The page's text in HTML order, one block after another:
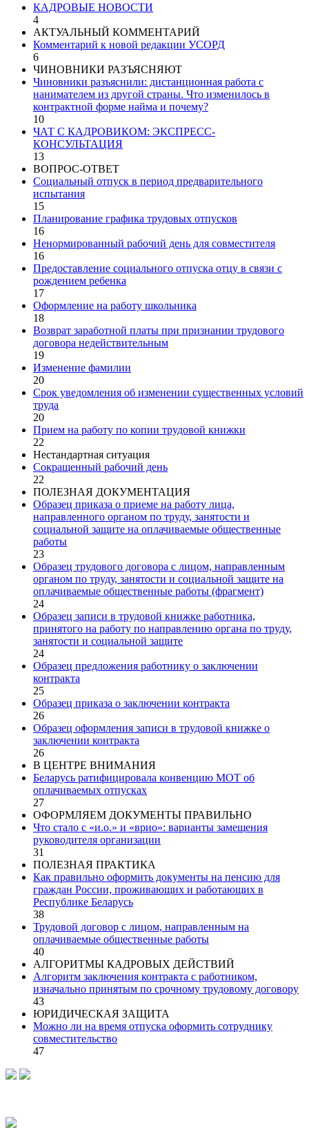
КАДРОВЫЕ НОВОСТИ
4
АКТУАЛЬНЫЙ КОММЕНТАРИЙ
Комментарий к новой редакции УСОРД
6
ЧИНОВНИКИ РАЗЪЯСНЯЮТ
Чиновники разъяснили: дистанционная работа с
нанимателем из другой страны. Что изменилось в
контрактной форме найма и почему?
10
ЧАТ С КАДРОВИКОМ: ЭКСПРЕСС-
КОНСУЛЬТАЦИЯ
13
ВОПРОС-ОТВЕТ
Социальный отпуск в период предварительного
испытания
15
Планирование графика трудовых отпусков
16
Ненормированный рабочий день для совместителя
16
Предоставление социального отпуска отцу в связи с
рождением ребенка
17
Оформление на работу школьника
18
Возврат заработной платы при признании трудового
договора недействительным
19
Изменение фамилии
20
Срок уведомления об изменении существенных условий
труда
20
Прием на работу по копии трудовой книжки
22
Нестандартная ситуация
Сокращенный рабочий день
22
ПОЛЕЗНАЯ ДОКУМЕНТАЦИЯ
Образец приказа о приеме на работу лица,
направленного органом по труду, занятости и
социальной защите на оплачиваемые общественные
работы
23
Образец трудового договора с лицом, направленным
органом по труду, занятости и социальной защите на
оплачиваемые общественные работы (фрагмент)
24
Образец записи в трудовой книжке работника,
принятого на работу по направлению органа по труду,
занятости и социальной защите
24
Образец предложения работнику о заключении
контракта
25
Образец приказа о заключении контракта
26
Образец оформления записи в трудовой книжке о
заключении контракта
26
В ЦЕНТРЕ ВНИМАНИЯ
Беларусь ратифицировала конвенцию МОТ об
оплачиваемых отпусках
27
ОФОРМЛЯЕМ ДОКУМЕНТЫ ПРАВИЛЬНО
Что стало с «и.о.» и «врио»: варианты замещения
руководителя организации
31
ПОЛЕЗНАЯ ПРАКТИКА
Как правильно оформить документы на пенсию для
граждан России, проживающих и работающих в
Республике Беларусь
38
Трудовой договор с лицом, направленным на
оплачиваемые общественные работы
40
АЛГОРИТМЫ КАДРОВЫХ ДЕЙСТВИЙ
Алгоритм заключения контракта с работником,
изначально принятым по срочному трудовому договору
43
ЮРИДИЧЕСКАЯ ЗАЩИТА
Можно ли на время отпуска оформить сотруднику
совместительство
47